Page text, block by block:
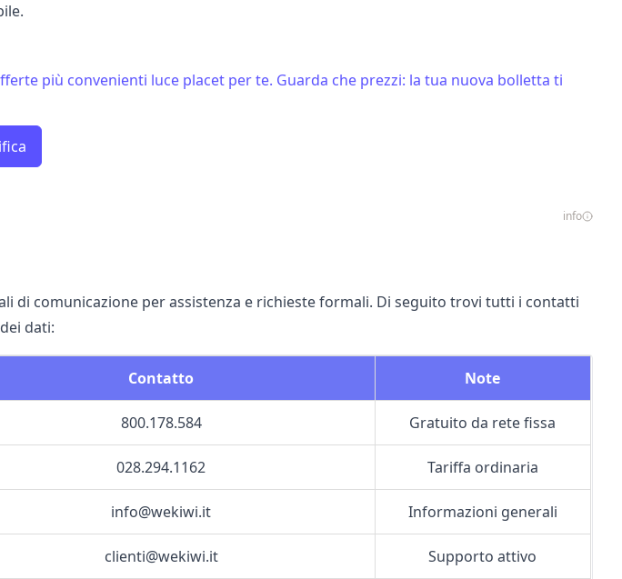
più convenienti luce placet per te. Guarda che prezzi: la tua nuova bolletta ti
info
di comunicazione per assistenza e richieste formali. Di seguito trovi tutti i contatti
dati:
Contatto Note
800.178.584 Gratuito da rete fissa
028.294.1162 Tariffa ordinaria
info@wekiwi.it Informazioni generali
clienti@wekiwi.it Supporto attivo